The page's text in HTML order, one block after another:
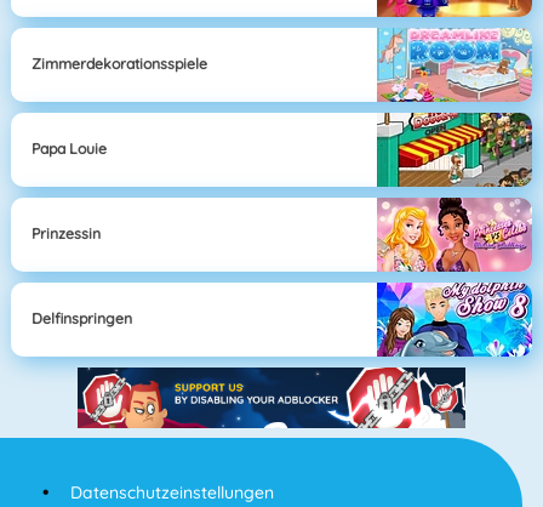
Zimmerdekorationsspiele
Papa Louie
Prinzessin
Delfinspringen
Datenschutzeinstellungen